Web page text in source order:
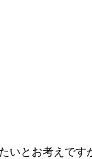
いとお考えで